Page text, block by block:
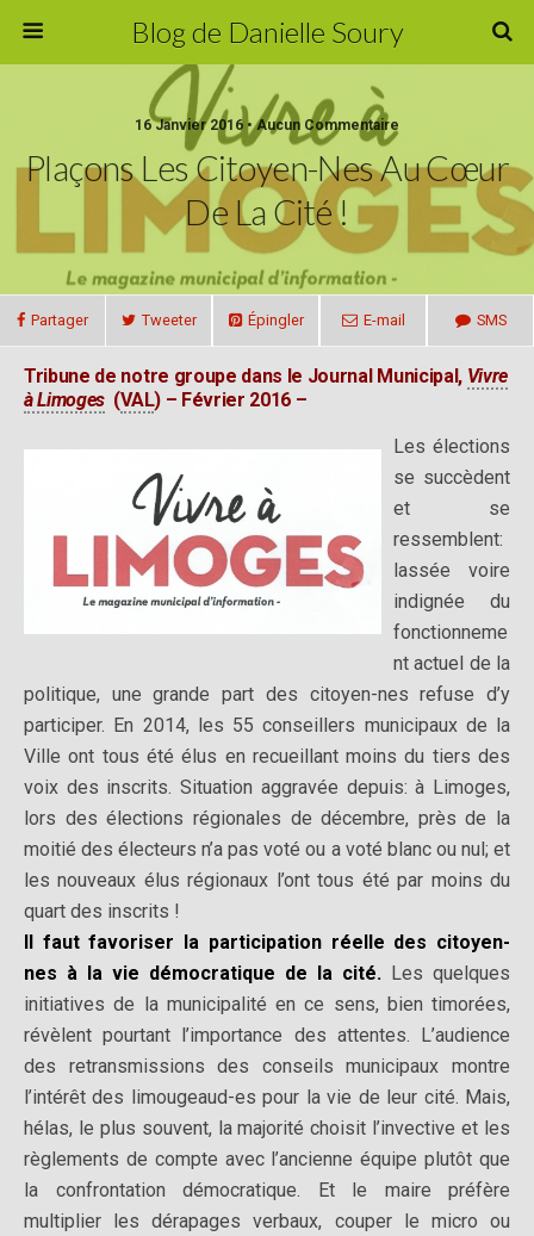
Blog de Danielle Soury
16 Janvier 2016 • Aucun Commentaire
Plaçons Les Citoyen-Nes Au Cœur
De La Cité !
Partager Tweeter Épingler E-mail SMS
Tribune de notre groupe dans le Journal Municipal, Vivre
à Limoges (VAL) – Février 2016 –
Les élections
se succèdent
et se
ressemblent:
lassée voire
indignée du
fonctionneme
nt actuel de la
politique, une grande part des citoyen-nes refuse d’y
participer. En 2014, les 55 conseillers municipaux de la
Ville ont tous été élus en recueillant moins du tiers des
voix des inscrits. Situation aggravée depuis: à Limoges,
lors des élections régionales de décembre, près de la
moitié des électeurs n’a pas voté ou a voté blanc ou nul; et
les nouveaux élus régionaux l’ont tous été par moins du
quart des inscrits !
Il faut favoriser la participation réelle des citoyen-
nes à la vie démocratique de la cité. Les quelques
initiatives de la municipalité en ce sens, bien timorées,
révèlent pourtant l’importance des attentes. L’audience
des retransmissions des conseils municipaux montre
l’intérêt des limougeaud-es pour la vie de leur cité. Mais,
hélas, le plus souvent, la majorité choisit l’invective et les
règlements de compte avec l’ancienne équipe plutôt que
la confrontation démocratique. Et le maire préfère
multiplier les dérapages verbaux, couper le micro ou